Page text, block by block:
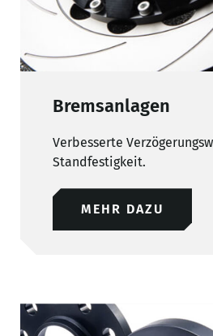
Bremsanlagen
Verbesserte
Standfestigkeit.
MEHR DAZU